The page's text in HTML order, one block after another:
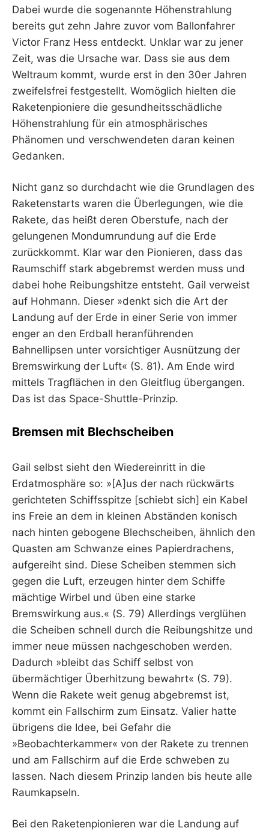
Dabei wurde die sogenannte Höhenstrahlung
bereits gut zehn Jahre zuvor vom Ballonfahrer
Victor Franz Hess entdeckt. Unklar war zu jener
Zeit, was die Ursache war. Dass sie aus dem
Weltraum kommt, wurde erst in den 30er Jahren
zweifelsfrei festgestellt. Womöglich hielten die
Raketenpioniere die gesundheitsschädliche
Höhenstrahlung für ein atmosphärisches
Phänomen und verschwendeten daran keinen
Gedanken.
Nicht ganz so durchdacht wie die Grundlagen des
Raketenstarts waren die Überlegungen, wie die
Rakete, das heißt deren Oberstufe, nach der
gelungenen Mondumrundung auf die Erde
zurückkommt. Klar war den Pionieren, dass das
Raumschiff stark abgebremst werden muss und
dabei hohe Reibungshitze entsteht. Gail verweist
auf Hohmann. Dieser »denkt sich die Art der
Landung auf der Erde in einer Serie von immer
enger an den Erdball heranführenden
Bahnellipsen unter vorsichtiger Ausnützung der
Bremswirkung der Luft« (S. 81). Am Ende wird
mittels Tragflächen in den Gleitflug übergangen.
Das ist das Space-Shuttle-Prinzip.
Bremsen mit Blechscheiben
Gail selbst sieht den Wiedereinritt in die
Erdatmosphäre so: »[A]us der nach rückwärts
gerichteten Schiffsspitze [schiebt sich] ein Kabel
ins Freie an dem in kleinen Abständen konisch
nach hinten gebogene Blechscheiben, ähnlich den
Quasten am Schwanze eines Papierdrachens,
aufgereiht sind. Diese Scheiben stemmen sich
gegen die Luft, erzeugen hinter dem Schiffe
mächtige Wirbel und üben eine starke
Bremswirkung aus.« (S. 79) Allerdings verglühen
die Scheiben schnell durch die Reibungshitze und
immer neue müssen nachgeschoben werden.
Dadurch »bleibt das Schiff selbst von
übermächtiger Überhitzung bewahrt« (S. 79).
Wenn die Rakete weit genug abgebremst ist,
kommt ein Fallschirm zum Einsatz. Valier hatte
übrigens die Idee, bei Gefahr die
»Beobachterkammer« von der Rakete zu trennen
und am Fallschirm auf die Erde schweben zu
lassen. Nach diesem Prinzip landen bis heute alle
Raumkapseln.
Bei den Raketenpionieren war die Landung auf